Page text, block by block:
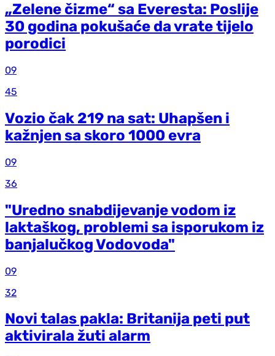
„Zelene čizme“ sa Everesta: Poslije
30 godina pokušaće da vrate tijelo
porodici
09
45
Vozio čak 219 na sat: Uhapšen i
kažnjen sa skoro 1000 evra
09
36
"Uredno snabdijevanje vodom iz
laktaškog, problemi sa isporukom iz
banjalučkog Vodovoda"
09
32
Novi talas pakla: Britanija peti put
aktivirala žuti alarm